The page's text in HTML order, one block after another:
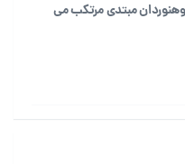
کوهنوردان مبتدی مرتکب می